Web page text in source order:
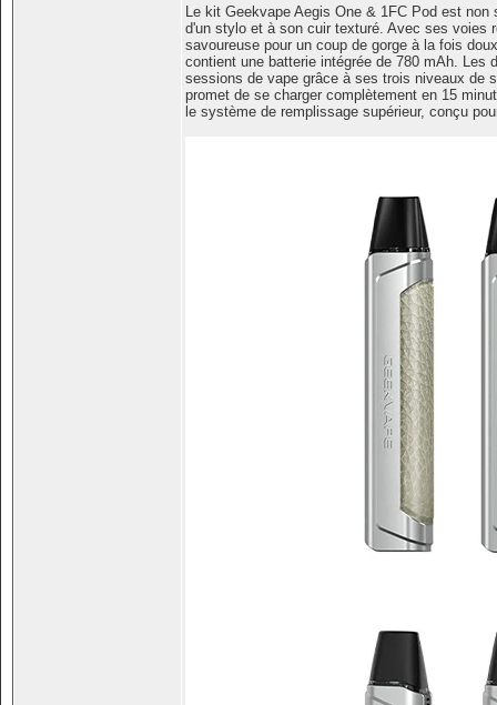
Le kit Geekvape Aegis One & 1FC Pod est
d'un stylo et à son cuir texturé. Avec ses voies
savoureuse pour un coup de gorge à la fois
contient une batterie intégrée de 780 mAh. Les
sessions de vape grâce à ses trois niveaux de
promet de se charger complètement en 15
le système de remplissage supérieur, conçu